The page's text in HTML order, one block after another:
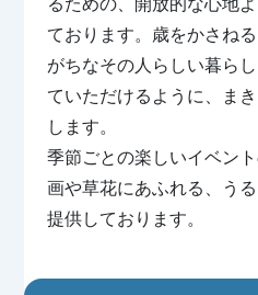
ております。歳をかさね
がちなその人らしい暮ら
ていただけるように、ま
します。
季節ごとの楽しいイベン
画や草花にあふれる、う
提供しております。